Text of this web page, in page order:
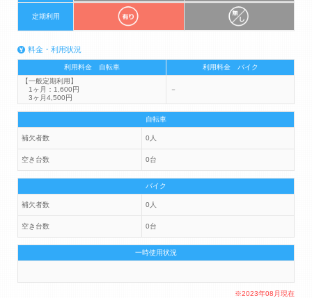
定期利用
料金・利用状況
利用料金 自転車
利用料金 バイク
【一般定期利用】
1ヶ月：1,600円
3ヶ月4,500円
－
自転車
補欠者数 0人
空き台数 0台
バイク
補欠者数 0人
空き台数 0台
一時使用状況
※2023年08月現在